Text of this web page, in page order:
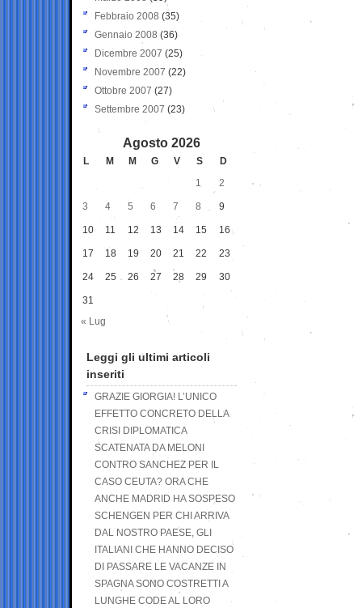
Febbraio 2008 (35)
Gennaio 2008 (36)
Dicembre 2007 (25)
Novembre 2007 (22)
Ottobre 2007 (27)
Settembre 2007 (23)
Agosto 2026
L M M G V S
D
1
2
3 4 5 6 7 8 9
10 11 12 13 14 15 16
17 18 19 20 21 22 23
24 25 26 27 28 29 30
31
« Lug
Leggi gli ultimi articoli
inseriti
GRAZIE GIORGIA! L’UNICO
EFFETTO CONCRETO DELLA
CRISI DIPLOMATICA
SCATENATA DA MELONI
CONTRO SANCHEZ PER IL
CASO CEUTA? ORA CHE
ANCHE MADRID HA SOSPESO
SCHENGEN PER CHI ARRIVA
DAL NOSTRO PAESE, GLI
ITALIANI CHE HANNO DECISO
DI PASSARE LE VACANZE IN
SPAGNA SONO COSTRETTI A
LUNGHE CODE AL LORO